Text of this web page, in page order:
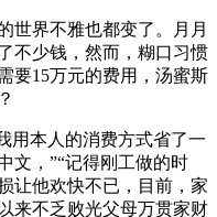
界不雅也都变了。月月
不少钱，然而，糊口习惯
要15万元的费用，汤蜜斯
本人的消费方式省了一
文，”“记得刚工做的时
让他欢快不已，目前，家
来不乏败光父母万贯家财